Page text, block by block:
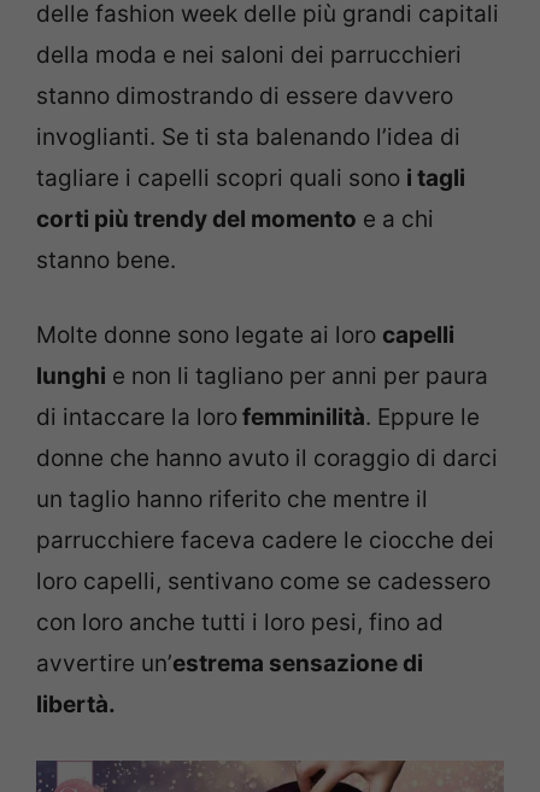
delle fashion week delle più grandi capitali
della moda e nei saloni dei parrucchieri
stanno dimostrando di essere davvero
invoglianti. Se ti sta balenando l’idea di
tagliare i capelli scopri quali sono i tagli
corti più trendy del momento e a chi
stanno bene.
Molte donne sono legate ai loro capelli
lunghi e non li tagliano per anni per paura
di intaccare la lorofemminilità. Eppure le
donne che hanno avuto il coraggio di darci
un taglio hanno riferito che mentre il
parrucchiere faceva cadere le ciocche dei
loro capelli, sentivano come se cadessero
con loro anche tutti i loro pesi, fino ad
avvertire un’estrema sensazione di
libertà.